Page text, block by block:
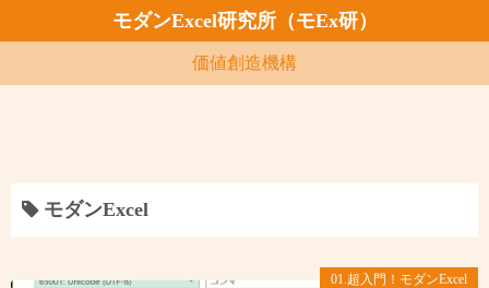
ン
ス
ッ
モダンExcel研究所（モEx研）
価値創造機構
モダンExcel
01.超入門！モダンExcel